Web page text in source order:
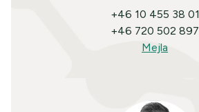
+46 10 455 38 01
+46 720 502 897
Mejla